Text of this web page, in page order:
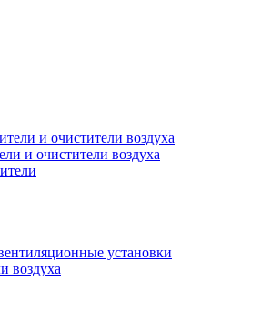
и очистители воздуха
установки
воздуха